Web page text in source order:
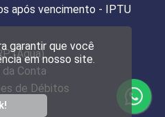
garantir que você
em nosso site.
após vencimento - IPTU
(Água)
da Conta
de Débitos